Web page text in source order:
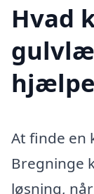
Hvad
At finde en
Bregninge
løsning,